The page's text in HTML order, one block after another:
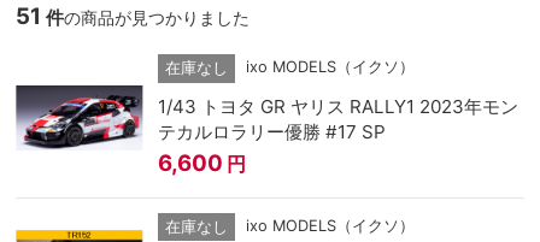
51 件の商品が見つかりました
在庫なし ixo MODELS（イクソ）
1/43 トヨタ GR ヤリス RALLY1 2023年モン
テカルロラリー優勝 #17 SP
6,600 円
在庫なし ixo MODELS（イクソ）